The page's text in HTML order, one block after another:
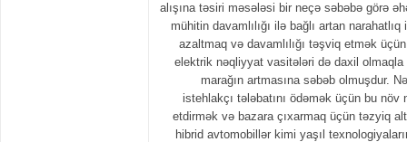
alışına təsiri məsələsi bir neçə səbəbə görə
mühitin davamlılığı ilə bağlı artan
azaltmaq və davamlılığı təşviq etmək
elektrik nəqliyyat vasitələri də daxil
marağın artmasına səbəb olmuşdur.
istehlakçı tələbatını ödəmək üçün bu
etdirmək və bazara çıxarmaq üçün təzyiq
hibrid avtomobillər kimi yaşıl